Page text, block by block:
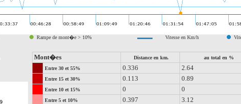
Rampe de mont�e > 10% Vitesse en Km/h
Mont�es Distance en km.
au total en %
Entre 30 et 55%
0.336 2.64
Entre 15 et 30% 0.113 0.89
Entre 10 et 15% 0 0
Entre 5 et 10% 0.397 3.12